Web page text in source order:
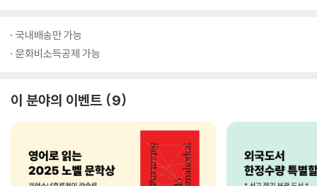
국내배송만 가능
문화비소득공제 가능
이 분야의 이벤트 9